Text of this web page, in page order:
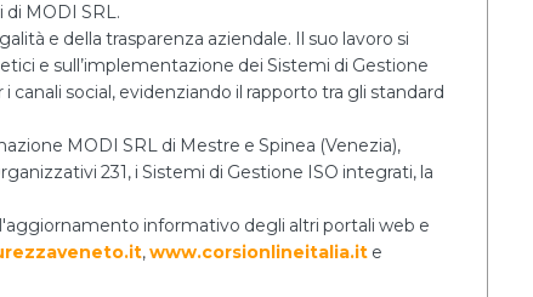
MODI SRL.
e della trasparenza aziendale. Il suo lavoro si
e sull’implementazione dei Sistemi di Gestione
canali social, evidenziando il rapporto tra gli standard
MODI SRL di Mestre e Spinea (Venezia),
231, i Sistemi di Gestione ISO integrati, la
informativo degli altri portali web e
,www.corsionlineitalia.it e